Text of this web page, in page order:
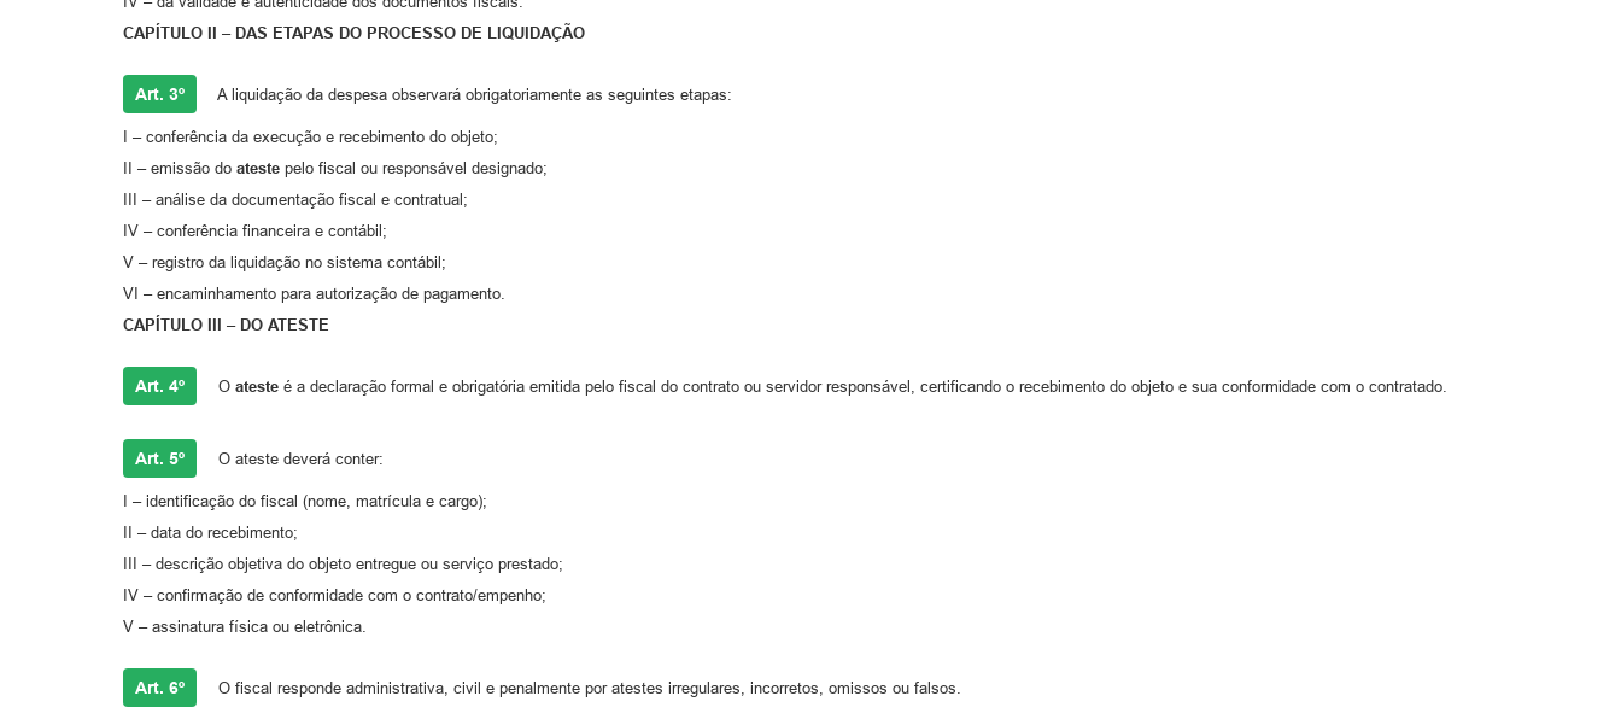
CAPÍTULO II – DAS ETAPAS DO PROCESSO DE LIQUIDAÇÃO
Art. 3º A liquidação da despesa observará obrigatoriamente as seguintes etapas:
I – conferência da execução e recebimento do objeto;
II – emissão do ateste pelo fiscal ou responsável designado;
III – análise da documentação fiscal e contratual;
IV – conferência financeira e contábil;
V – registro da liquidação no sistema contábil;
VI – encaminhamento para autorização de pagamento.
CAPÍTULO III – DO ATESTE
Art. 4º O ateste é a declaração formal e obrigatória emitida pelo fiscal do contrato ou servidor responsável, certificando o recebimento do objeto e sua conformidade com o contratado.
Art. 5º O ateste deverá conter:
I – identificação do fiscal (nome, matrícula e cargo);
II – data do recebimento;
III – descrição objetiva do objeto entregue ou serviço prestado;
IV – confirmação de conformidade com o contrato/empenho;
V – assinatura física ou eletrônica.
Art. 6º O fiscal responde administrativa, civil e penalmente por atestes irregulares, incorretos, omissos ou falsos.